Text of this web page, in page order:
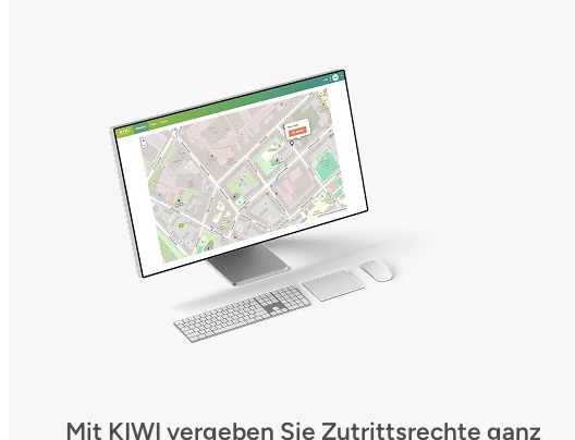
Mit KIWI vergeben Sie Zutrittsrechte ganz